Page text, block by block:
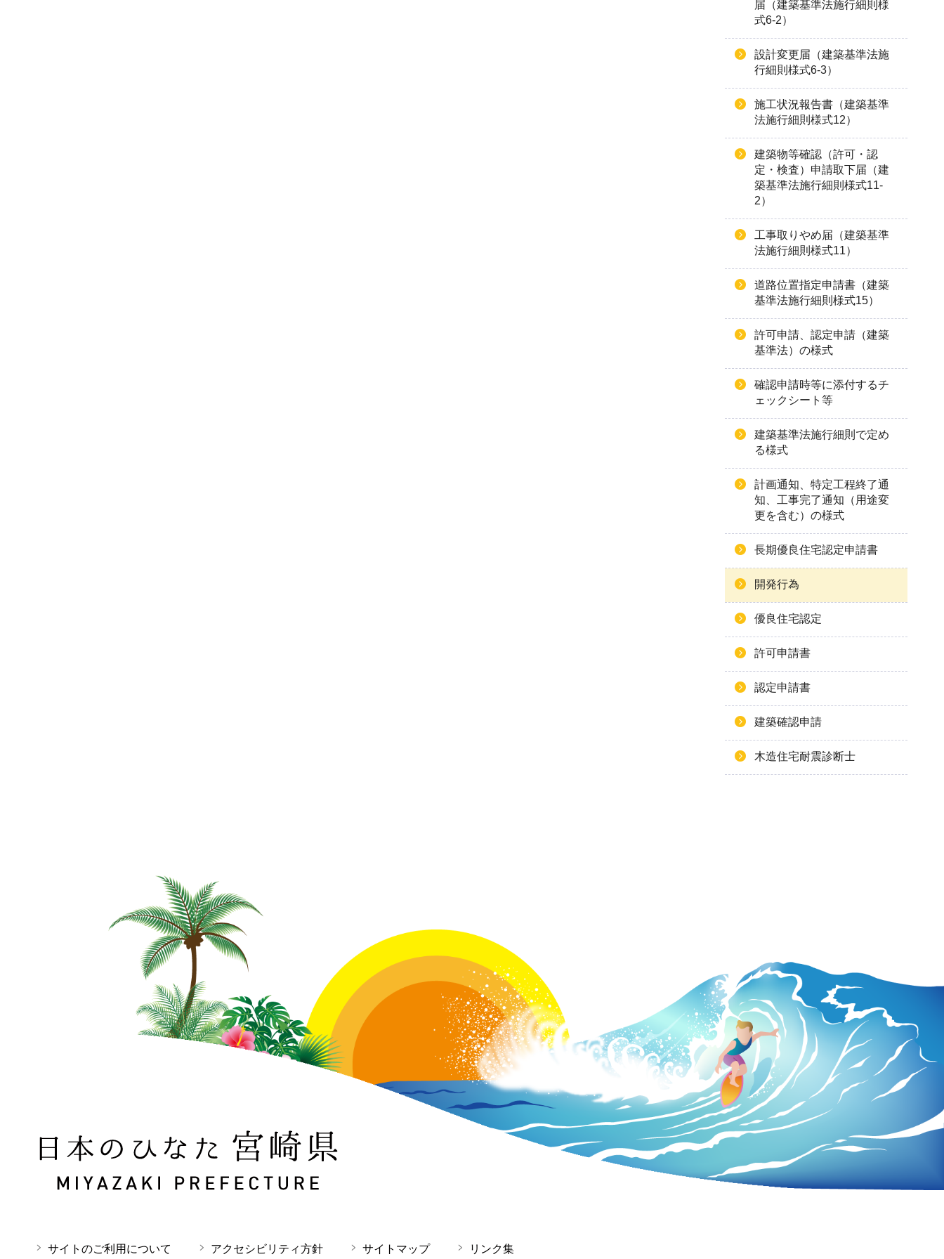
届（建築基準法施行細則様
式6-2）
設計変更届（建築基準法施
行細則様式6-3）
施工状況報告書（建築基準
法施行細則様式12）
建築物等確認（許可・認
定・検査）申請取下届（建
築基準法施行細則様式11-
2）
工事取りやめ届（建築基準
法施行細則様式11）
道路位置指定申請書（建築
基準法施行細則様式15）
許可申請、認定申請（建築
基準法）の様式
確認申請時等に添付するチ
ェックシート等
建築基準法施行細則で定め
る様式
計画通知、特定工程終了通
知、工事完了通知（用途変
更を含む）の様式
長期優良住宅認定申請書
開発行為
優良住宅認定
許可申請書
認定申請書
建築確認申請
木造住宅耐震診断士
日本のひなた 宮崎県 MIYAZAKI PREFECTURE
サイトのご利用について アクセシビリティ方針 サイトマップ リンク集